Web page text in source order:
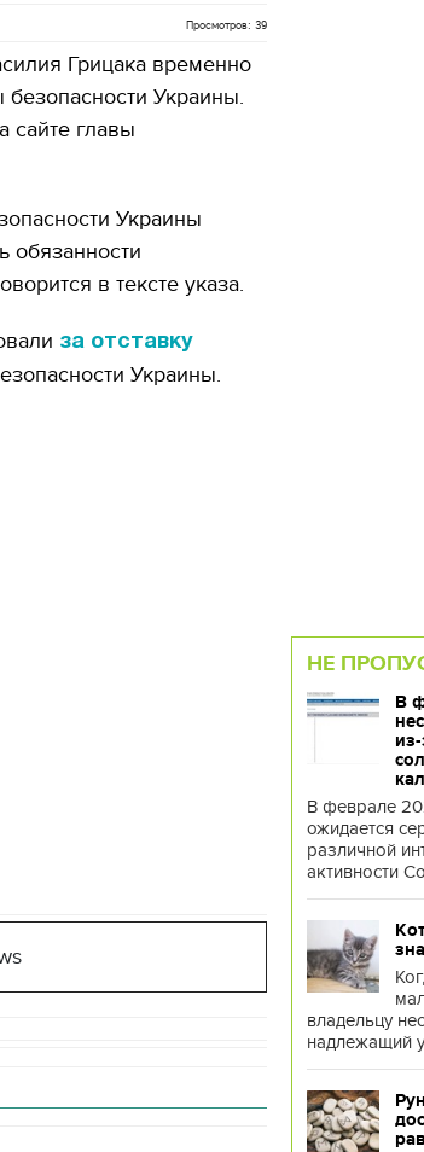
Просмотров: 39
Грицака временно
Украины.
сайте главы
Украины
обязанности
в тексте указа.
за отставку
Украины.
НЕ
В
В феврале
ожидается
различной
активности
владельцу
надлежащий